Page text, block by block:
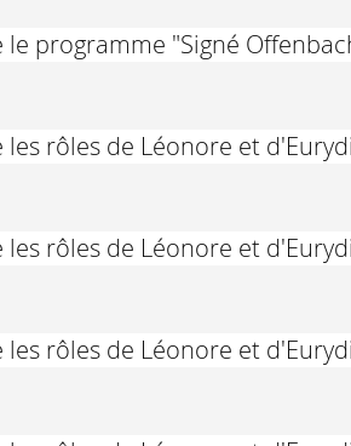
programme "Signé
rôles de Léonore et
rôles de Léonore et
rôles de Léonore et